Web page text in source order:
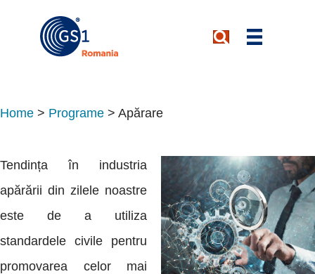
Home > Programe > Apărare
Tendința în industria
apărării din zilele noastre
este de a utiliza
standardele civile pentru
promovarea celor mai